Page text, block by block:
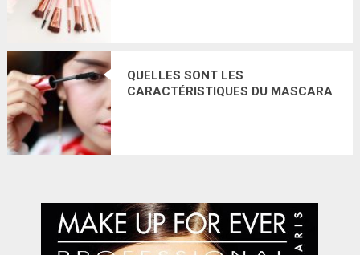
QUELLES SONT LES
CARACTÉRISTIQUES DU MASCARA